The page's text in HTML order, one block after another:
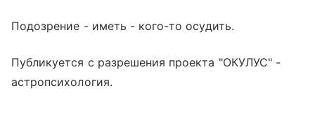
Подозрение - иметь - кого-то осудить.
Публикуется с разрешения проекта "ОКУЛУС" -
астропсихология.